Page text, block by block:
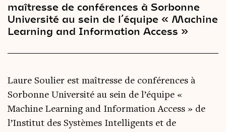
maîtresse de conférences à Sorbonne
Université au sein de l’équipe « Machine
Learning and Information Access »
Laure Soulier est maîtresse de conférences à
Sorbonne Université au sein de l’équipe «
Machine Learning and Information Access » de
l’Institut des Systèmes Intelligents et de